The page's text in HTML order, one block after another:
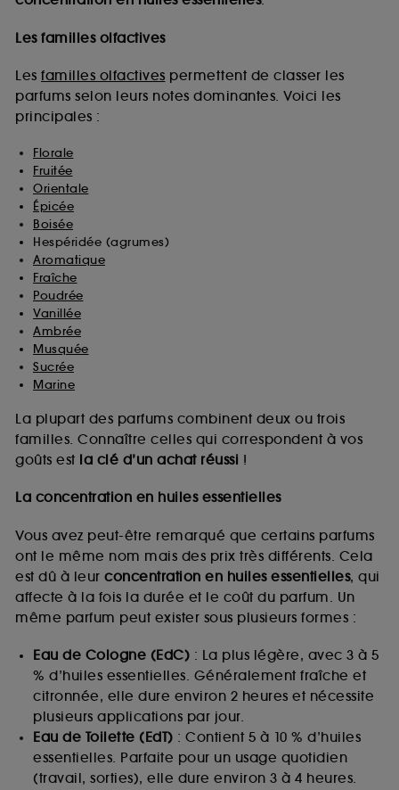
Les familles olfactives
Les familles olfactives permettent de classer les
parfums selon leurs notes dominantes. Voici les
principales :
Florale
Fruitée
Orientale
Épicée
Boisée
Hespéridée (agrumes)
Aromatique
Fraîche
Poudrée
Vanillée
Ambrée
Musquée
Sucrée
Marine
La plupart des parfums combinent deux ou trois
familles. Connaître celles qui correspondent à vos
goûts est la clé d’un achat réussi !
La concentration en huiles essentielles
Vous avez peut-être remarqué que certains parfums
ont le même nom mais des prix très différents. Cela
est dû à leur concentration en huiles essentielles, qui
affecte à la fois la durée et le coût du parfum. Un
même parfum peut exister sous plusieurs formes :
Eau de Cologne (EdC) : La plus légère, avec 3 à 5
% d’huiles essentielles. Généralement fraîche et
citronnée, elle dure environ 2 heures et nécessite
plusieurs applications par jour.
Eau de Toilette (EdT) : Contient 5 à 10 % d’huiles
essentielles. Parfaite pour un usage quotidien
(travail, sorties), elle dure environ 3 à 4 heures.
collectées ou générées lors de votre activité en ligne
sur "continuer sans accepter". Voous pouvez à tout
moment choisir de retirer votrte consentement. Si vous
souhaitez obtenir plus d'information sur les cookies
utilisés, cliquez